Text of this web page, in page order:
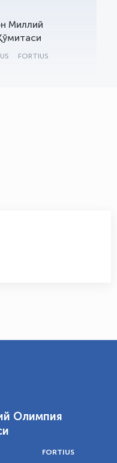
Миллий
FORTIUS
Олимпия
FORTIUS